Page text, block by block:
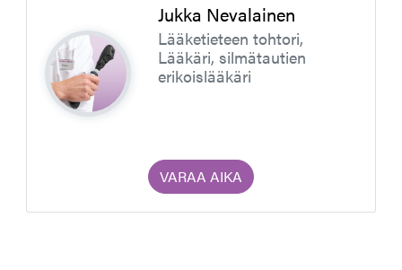
Jukka Nevalainen
Lääketieteen tohtori,
Lääkäri, silmätautien
erikoislääkäri
VARAA AIKA